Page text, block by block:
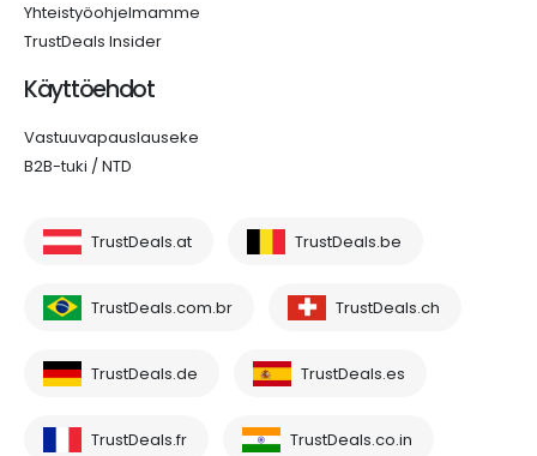
Yhteistyöohjelmamme
TrustDeals Insider
Käyttöehdot
Vastuuvapauslauseke
B2B-tuki / NTD
TrustDeals.at TrustDeals.be
TrustDeals.com.br TrustDeals.ch
TrustDeals.de TrustDeals.es
TrustDeals.fr TrustDeals.co.in